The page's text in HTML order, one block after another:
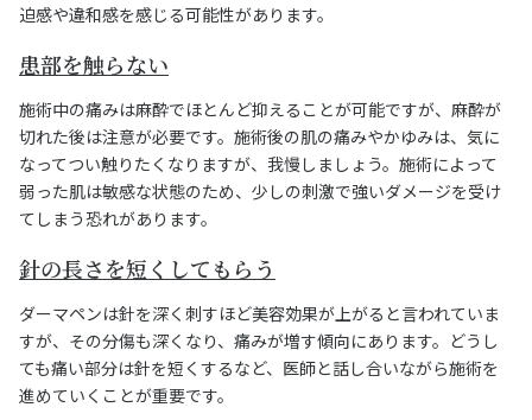
迫感や違和感を感じる可能性があります。
患部を触らない
施術中の痛みは麻酔でほとんど抑えることが可能ですが、麻酔が
切れた後は注意が必要です。施術後の肌の痛みやかゆみは、気に
なってつい触りたくなりますが、我慢しましょう。施術によって
弱った肌は敏感な状態のため、少しの刺激で強いダメージを受け
てしまう恐れがあります。
針の長さを短くしてもらう
ダーマペンは針を深く刺すほど美容効果が上がると言われていま
すが、その分傷も深くなり、痛みが増す傾向にあります。どうし
ても痛い部分は針を短くするなど、医師と話し合いながら施術を
進めていくことが重要です。